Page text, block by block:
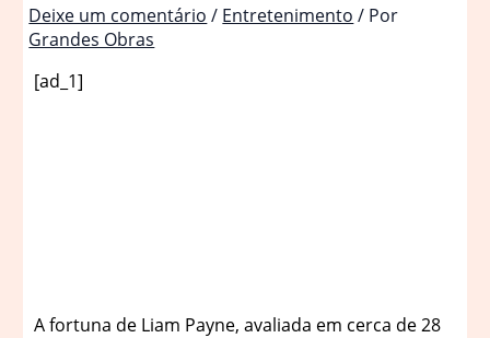
Deixe um comentário / Entretenimento / Por
Grandes Obras
[ad_1]
Afortuna de Liam Payne, avaliada em cerca de 28